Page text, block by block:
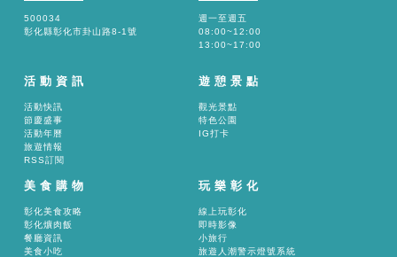
500034
彰化縣彰化市卦山路8-1號
週一至週五
08:00~12:00
13:00~17:00
活動資訊
活動快訊
節慶盛事
活動年曆
旅遊情報
RSS訂閱
遊憩景點
觀光景點
特色公園
IG打卡
美食購物
彰化美食攻略
彰化爌肉飯
餐廳資訊
美食小吃
玩樂彰化
線上玩彰化
即時影像
小旅行
旅遊人潮警示燈號系統